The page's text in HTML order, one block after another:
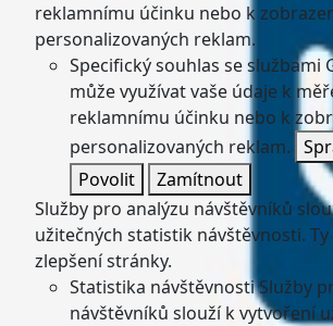
reklamnímu účinku nebo k
personalizovaných reklam.
Specifický souhlas se službami
může využívat vaše údaje k
reklamnímu účinku nebo k
personalizovaných reklam.
Povolit
Zamítnout
Služby pro analýzu návštěvníků
užitečných statistik návštěvnosti. Ty
zlepšení stránky.
Statistika návštěvnostiSlužby
návštěvníků slouží k vytvoření